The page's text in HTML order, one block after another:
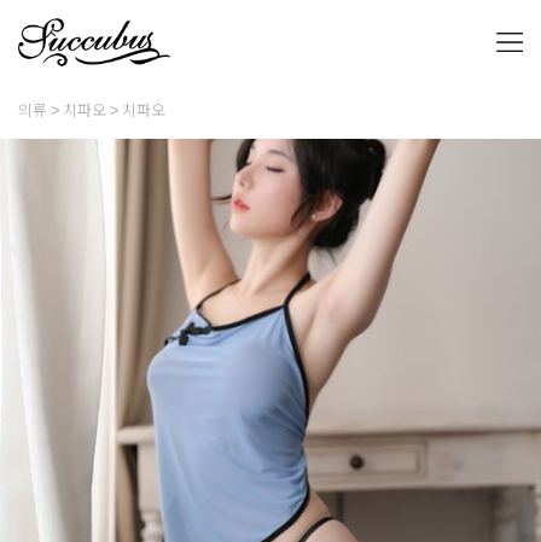
의류 치파오 치파오